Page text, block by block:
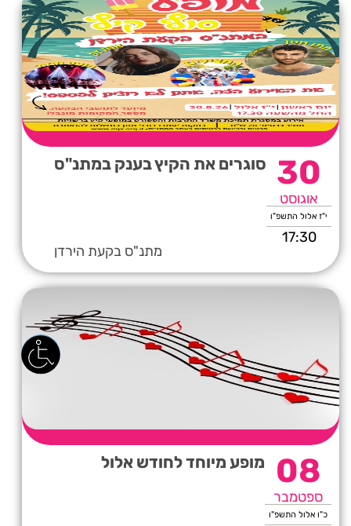
30
אוגוסט
י"ז אלול התשפ"ו
17:30
סוגרים את הקיץ בענק במתנ"ס
מתנ"ס בקעת הירדן
08
ספטמבר
כ"ו אלול התשפ"ו
מופע מיוחד לחודש אלול